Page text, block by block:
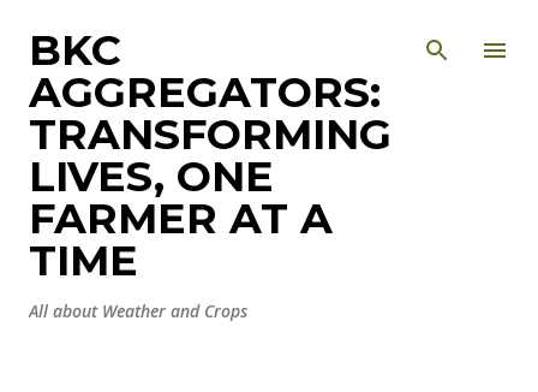
BKC
AGGREGATORS:
TRANSFORMING
LIVES, ONE
FARMER AT A
TIME
All about Weather and Crops